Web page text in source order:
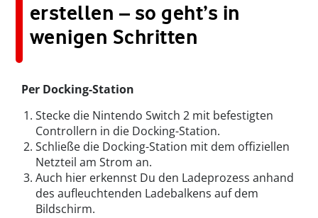
erstellen – so geht’s in
wenigen Schritten
Per Docking-Station
Stecke die Nintendo Switch 2 mit befestigten
Controllern in die Docking-Station.
Schließe die Docking-Station mit dem offiziellen
Netzteil am Strom an.
Auch hier erkennst Du den Ladeprozess anhand
des aufleuchtenden Ladebalkens auf dem
Bildschirm.